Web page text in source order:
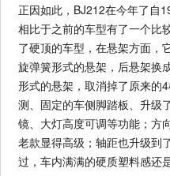
正因如此，BJ212在今年了自
相比于之前的车型有了一个比
了硬顶的车型，在悬架方面，
旋弹簧形式的悬架，后悬架换
形式的悬架，取消掉了原来的
测、固定的车侧脚踏板、升级
镜、大灯高度可调等功能；方
老款显得高级；轴距也升级到
过，车内满满的硬质塑料感还